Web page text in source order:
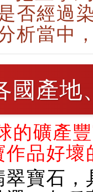
否經過
析當中
國產地
的礦產
作品好
翠寶石